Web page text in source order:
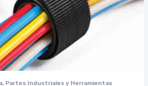
Partes Industriales y Herramientas